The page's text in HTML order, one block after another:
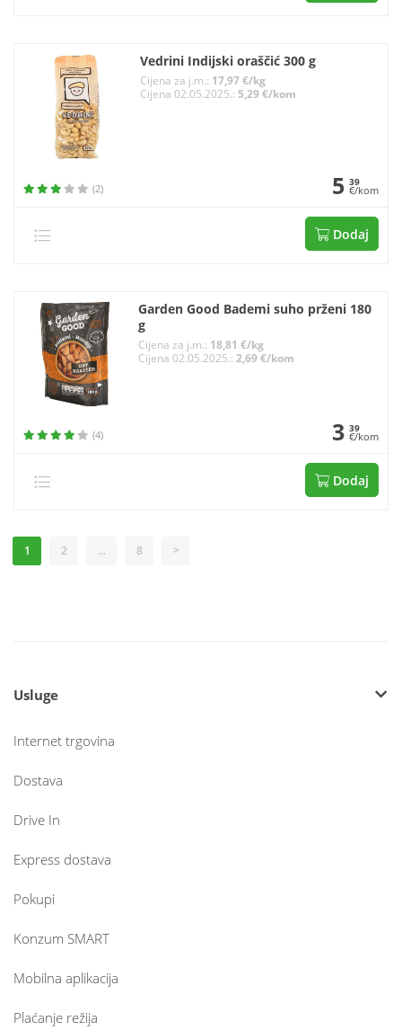
Vedrini Indijski oraščić 300 g
Cijena za j.m.: 17,97 €/kg
Cijena 02.05.2025.: 5,29 €/kom
(2) 5 39
€/kom
Dodaj
Garden Good Bademi suho prženi 180
g
Cijena za j.m.: 18,81 €/kg
Cijena 02.05.2025.:2,69 €/kom
(4) 3 39
€/kom
Dodaj
1 2 ... 8 >
Usluge
Internet trgovina
Dostava
Drive In
Express dostava
Pokupi
Konzum SMART
Mobilna aplikacija
Plaćanje režija